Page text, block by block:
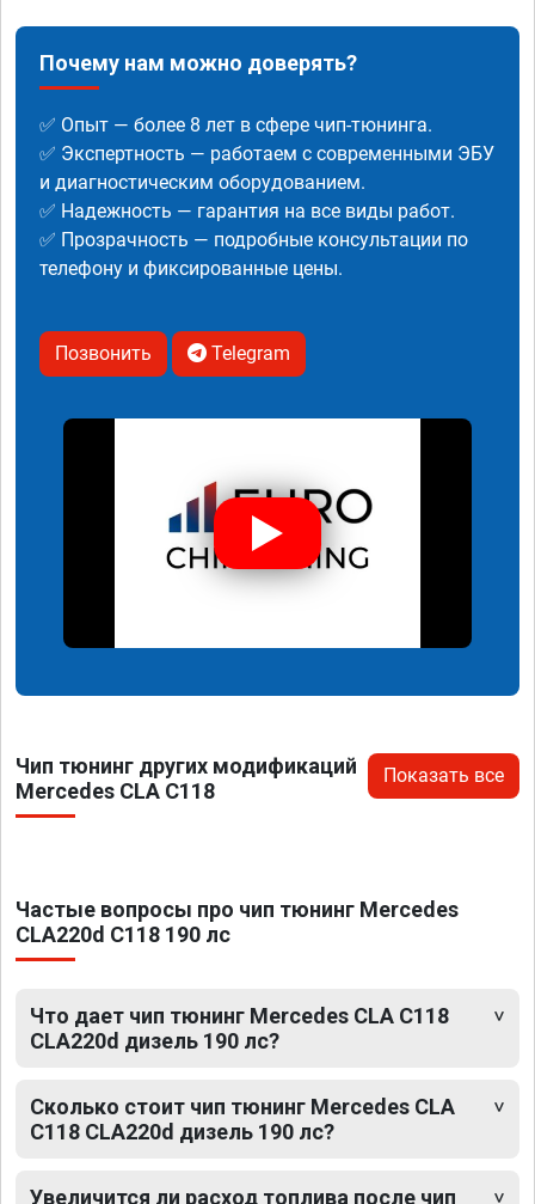
Почему нам можно доверять?
✅ Опыт — более 8 лет в сфере чип-тюнинга.
✅ Экспертность — работаем с современными ЭБУ
и диагностическим оборудованием.
✅ Надежность — гарантия на все виды работ.
✅ Прозрачность — подробные консультации по
телефону и фиксированные цены.
Позвонить Telegram
Чип тюнинг других модификаций
Mercedes CLA C118
Показать все
Частые вопросы про чип тюнинг Mercedes
CLA220d C118 190 лс
Что дает чип тюнинг Mercedes CLA C118
CLA220d дизель 190 лс?
Сколько стоит чип тюнинг Mercedes CLA
C118 CLA220d дизель 190 лс?
Увеличится ли расход топлива после чип